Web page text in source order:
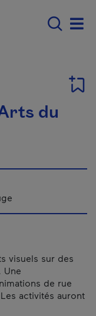
-
du
visuels sur des
Une
de rue
activités auront